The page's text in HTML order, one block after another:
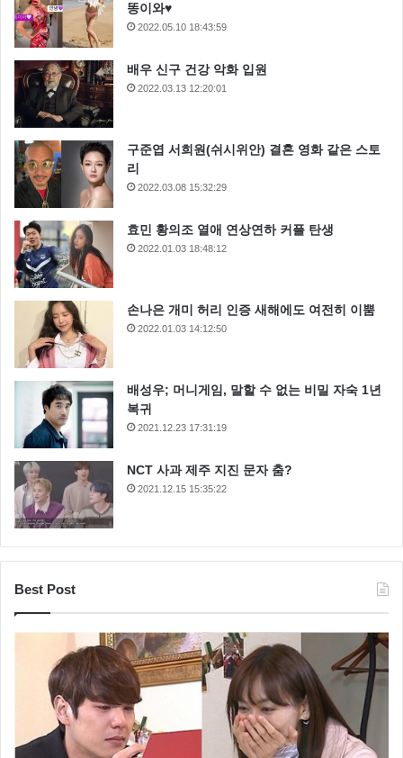
똥이와♥
2022.05.10 18:43:59
배우 신구 건강 악화 입원
2022.03.13 12:20:01
구준엽 서희원(쉬시위안) 결혼 영화 같은 스토
리
2022.03.08 15:32:29
효민 황의조 열애 연상연하 커플 탄생
2022.01.03 18:48:12
손나은 개미 허리 인증 새해에도 여전히 이뿜
2022.01.03 14:12:50
배성우; 머니게임, 말할 수 없는 비밀 자숙 1년
복귀
2021.12.23 17:31:19
NCT 사과 제주 지진 문자 춤?
2021.12.15 15:35:22
Best Post